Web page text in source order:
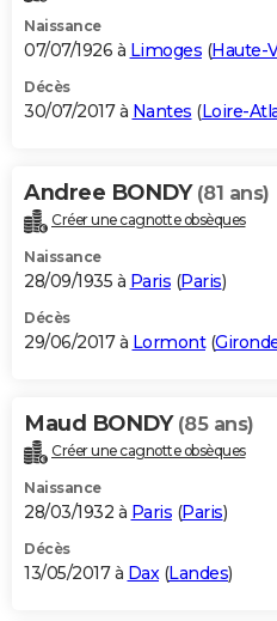
Naissance
07/07/1926 à Limoges (Haute-
Décès
30/07/2017 à Nantes (Loire-
Andree BONDY (81 ans)
Créer une cagnotte obsèques
Naissance
28/09/1935 à Paris (Paris)
Décès
29/06/2017 à Lormont(
Maud BONDY (85 ans)
Créer une cagnotte obsèques
Naissance
28/03/1932 à Paris (Paris)
Décès
13/05/2017 à Dax(Landes)